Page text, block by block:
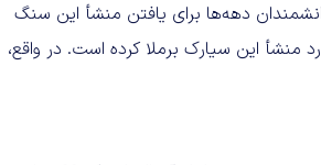
دهه‌ها برای یافتن منشأ این سنگ
این سیارک برملا کرده است. در واقع،